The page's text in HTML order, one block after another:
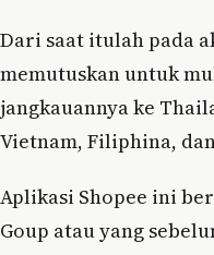
Dari saat itulah pada
memutuskan untuk
jangkauannya ke
Vietnam, Filiphina,
Aplikasi Shopee ini
Goup atau yang